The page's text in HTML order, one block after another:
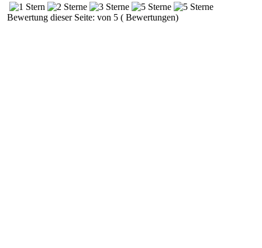
Bewertung dieser Seite: von 5 ( Bewertungen)